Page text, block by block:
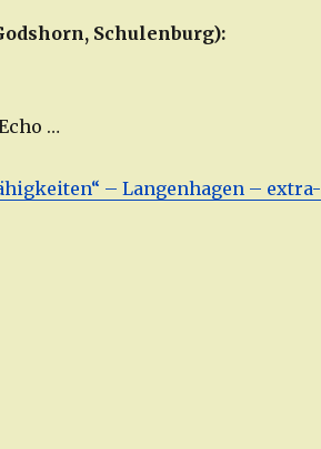
Schulenburg):
…
– Langenhagen – extra-